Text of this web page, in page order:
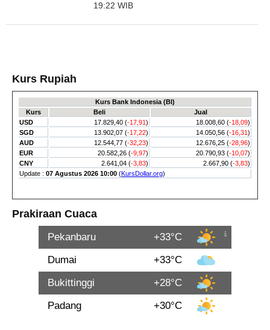
19:22 WIB
Kurs Rupiah
Prakiraan Cuaca
Pekanbaru
+33°C
Dumai
+33°C
Bukittinggi
+28°C
Padang
+30°C